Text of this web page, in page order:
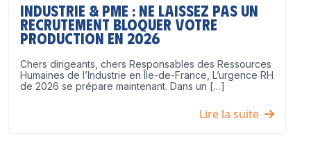
Industrie & PME : ne laissez pas un
recrutement bloquer votre
production en 2026
Chers dirigeants, chers Responsables des Ressources
Humaines de l’Industrie en Île-de-France, L’urgence RH
de 2026 se prépare maintenant. Dans un […]
Lire la suite